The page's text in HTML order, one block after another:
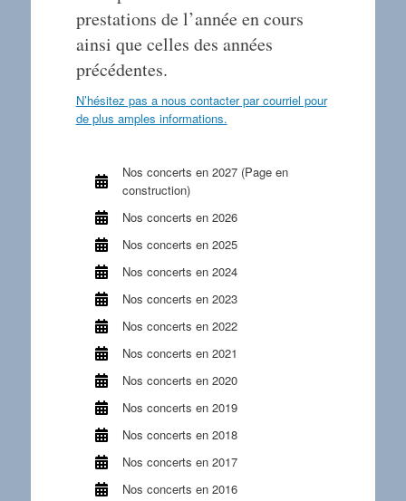
prestations de l’année en cours
ainsi que celles des années
précédentes.
N’hésitez pas a nous contacter par courriel pour
de plus amples informations.
Nos concerts en 2027 (Page en
construction)
Nos concerts en 2026
Nos concerts en 2025
Nos concerts en 2024
Nos concerts en 2023
Nos concerts en 2022
Nos concerts en 2021
Nos concerts en 2020
Nos concerts en 2019
Nos concerts en 2018
Nos concerts en 2017
Nos concerts en 2016